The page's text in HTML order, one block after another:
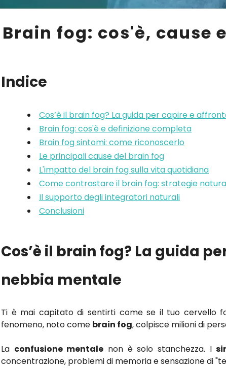
Brain fog: cos'è, cause
Indice
Cos’è il brain fog? La guida per capire e
Brain fog: cos'è e definizione completa
Brain fog sintomi: come riconoscerlo
Le principali cause del brain fog
L'impatto del brain fog sulla vita quotidiana
Come contrastare il brain fog: strategie
Il supporto degli integratori naturali
Conclusioni
Cos’è il brain fog? La guida
nebbia mentale
Ti è mai capitato di sentirti come se il tuo cervello
fenomeno, noto come brain fog, colpisce milioni di
La confusione mentale non è solo stanchezza. I
concentrazione, problemi di memoria e sensazione di